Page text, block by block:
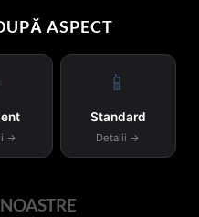
pot
produsului.
ASPECT
→
📱
Standard
Detalii →